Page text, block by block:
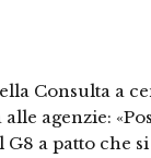
Consulta a
agenzie:
G8 a patto che